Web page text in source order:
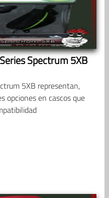
Spectrum 5XB
5XB representan,
opciones en cascos que